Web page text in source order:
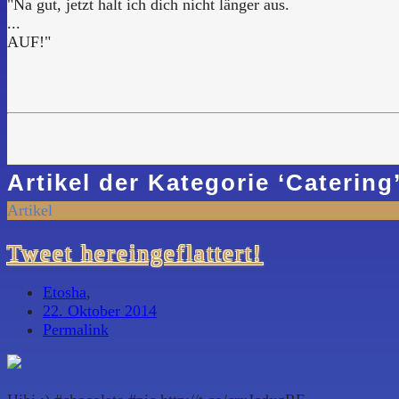
"Na gut, jetzt halt ich dich nicht länger aus.
...
AUF!"
Artikel der Kategorie ‘Catering
Artikel
Tweet hereingeflattert!
Etosha,
22. Oktober 2014
Permalink